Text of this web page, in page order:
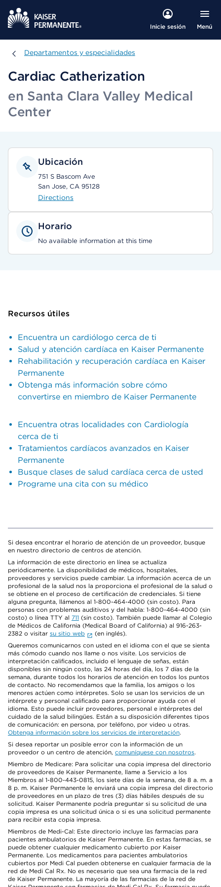
Inicie sesión Menú
Departamentos y especialidades
Departamentos y especialidades
Cardiac Catherization
en Santa Clara Valley Medical
Center
Ubicación
751 S Bascom Ave
San Jose, CA 95128
Directions
Horario
No available information at this time
Recursos útiles
Encuentra un cardiólogo cerca de ti
Salud y atención cardíaca en Kaiser Permanente
Rehabilitación y recuperación cardíaca en Kaiser
Permanente
Obtenga más información sobre cómo
convertirse en miembro de Kaiser Permanente
Encuentra otras localidades con Cardiología
cerca de ti
Tratamientos cardíacos avanzados en Kaiser
Permanente
Busque clases de salud cardíaca cerca de usted
Programe una cita con su médico
Si desea encontrar el horario de atención de un proveedor, busque
en nuestro directorio de centros de atención.
La información de este directorio en línea se actualiza
periódicamente. La disponibilidad de médicos, hospitales,
proveedores y servicios puede cambiar. La información acerca de un
profesional de la salud nos la proporciona el profesional de la salud o
se obtiene en el proceso de certificación de credenciales. Si tiene
alguna pregunta, llámenos al 1-800-464-4000 (sin costo). Para
personas con problemas auditivos y del habla: 1-800-464-4000 (sin
costo) o línea TTY al 711 (sin costo). También puede llamar al Colegio
de Médicos de California (Medical Board of California) al 916-263-
2382 o visitar su sitio web
(en inglés).
Queremos comunicarnos con usted en el idioma con el que se sienta
más cómodo cuando nos llame o nos visite. Los servicios de
interpretación calificados, incluido el lenguaje de señas, están
disponibles sin ningún costo, las 24 horas del día, los 7 días de la
semana, durante todos los horarios de atención en todos los puntos
de contacto. No recomendamos que la familia, los amigos o los
menores actúen como intérpretes. Solo se usan los servicios de un
intérprete y personal calificado para proporcionar ayuda con el
idioma. Esto puede incluir proveedores, personal e intérpretes del
cuidado de la salud bilingües. Están a su disposición diferentes tipos
de comunicación: en persona, por teléfono, por video u otras.
Obtenga información sobre los servicios de interpretación.
Si desea reportar un posible error con la información de un
proveedor o un centro de atención, comuníquese con nosotros.
Miembro de Medicare: Para solicitar una copia impresa del directorio
de proveedores de Kaiser Permanente, llame a Servicio a los
Miembros al 1-800-443-0815, los siete días de la semana, de 8 a. m. a
8 p. m. Kaiser Permanente le enviará una copia impresa del directorio
de proveedores en un plazo de tres (3) días hábiles después de su
solicitud. Kaiser Permanente podría preguntar si su solicitud de una
copia impresa es una solicitud única o si es una solicitud permanente
para recibir esta copia impresa.
Miembros de Medi-Cal: Este directorio incluye las farmacias para
pacientes ambulatorios de Kaiser Permanente. En estas farmacias, se
puede obtener cualquier medicamento cubierto por Kaiser
Permanente. Los medicamentos para pacientes ambulatorios
cubiertos por Medi Cal pueden obtenerse en cualquier farmacia de la
red de Medi Cal Rx. No es necesario que sea una farmacia de la red
de Kaiser Permanente. La mayoría de las farmacias de la red de